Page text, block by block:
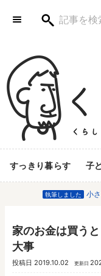
すっきり暮らす 子
執筆しました 小
家のお金は買う
大事
投稿日 2019.10.02 更新日